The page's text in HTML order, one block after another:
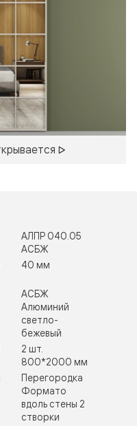
АЛПР 040.05
АСБЖ
40 мм
АСБЖ
Алюминий
светло-
бежевый
2 шт.
800*2000 мм
Перегородка
Формато
вдоль стены 2
створки